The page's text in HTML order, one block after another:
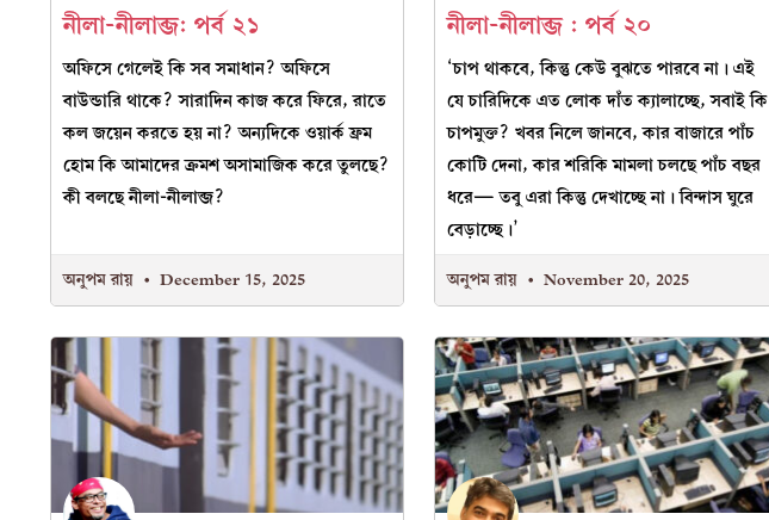
নীলা-নীলাব্জ: পর্ব ২১
অফিসে গেলেই কি সব সমাধান? অফিসে
বাউন্ডারি থাকে? সারাদিন কাজ করে ফিরে, রাতে
কল জয়েন করতে হয় না? অন্যদিকে ওয়ার্ক ফ্রম
হোম কি আমাদের ক্রমশ অসামাজিক করে তুলছে?
কী বলছে নীলা-নীলাব্জ?
অনুপম রায় December 15, 2025
নীলা-নীলাব্জ : পর্ব ২০
‘চাপ থাকবে, কিন্তু কেউ বুঝতে পারবে না। এই
যে চারিদিকে এত লোক দাঁত ক্যালাচ্ছে, সবাই কি
চাপমুক্ত? খবর নিলে জানবে, কার বাজারে পাঁচ
কোটি দেনা, কার শরিকি মামলা চলছে পাঁচ বছর
ধরে— তবু এরা কিন্তু দেখাচ্ছে না। বিন্দাস ঘুরে
বেড়াচ্ছে।’
অনুপম রায়
November 20, 2025